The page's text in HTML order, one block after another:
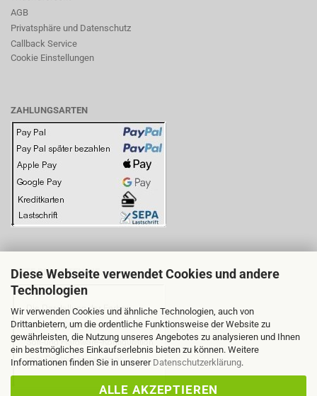
Diese Webseite verwendet Cookies und andere
Technologien
Wir verwenden Cookies und ähnliche Technologien, auch von
Drittanbietern, um die ordentliche Funktionsweise der Website zu
gewährleisten, die Nutzung unseres Angebotes zu analysieren und Ihnen
ein bestmögliches Einkaufserlebnis bieten zu können. Weitere
Informationen finden Sie in unserer Datenschutzerklärung.
ALLE AKZEPTIEREN
AGB
Privatsphäre und Datenschutz
Callback Service
Cookie Einstellungen
ZAHLUNGSARTEN
BITTE BEACHTEN SIE: